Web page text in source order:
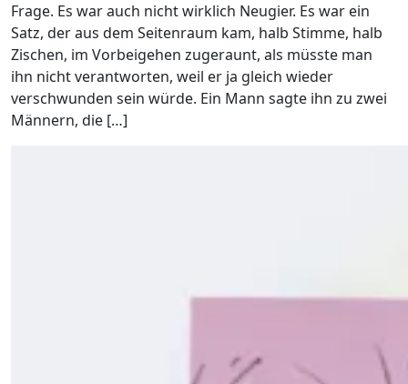
Frage. Es war auch nicht wirklich Neugier. Es war ein
Satz, der aus dem Seitenraum kam, halb Stimme, halb
Zischen, im Vorbeigehen zugeraunt, als müsste man
ihn nicht verantworten, weil er ja gleich wieder
verschwunden sein würde. Ein Mann sagte ihn zu zwei
Männern, die […]